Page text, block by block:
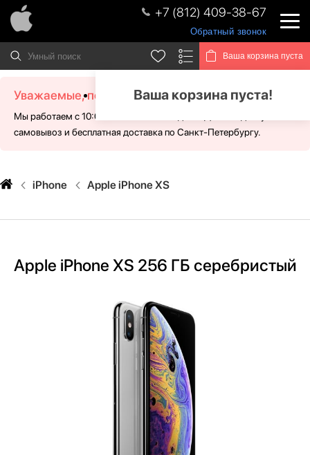
+7 (812) 409-38-67
Обратный звонок
Ваша корзина пуста
Ваша корзина пуста!
Уважаемые, посетители!
Мы работаем с 10:00 - 21:00 без выходных. Для Вас доступен
самовывоз и бесплатная доставка по Санкт-Петербургу.
iPhone Apple iPhone XS
Apple iPhone XS 256 ГБ серебристый